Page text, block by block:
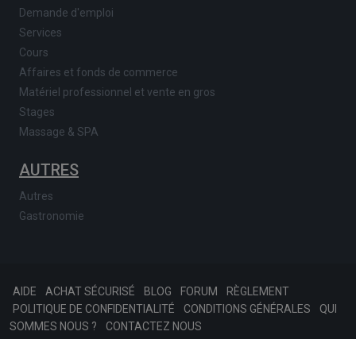
Demande d'emploi
Services
Cours
Affaires et fonds de commerce
Matériel professionnel et vente en gros
Stages
Massage & SPA
AUTRES
Autres
Gastronomie
AIDE ACHAT SÉCURISÉ BLOG FORUM
RÈGLEMENT
POLITIQUE DE CONFIDENTIALITÉ
CONDITIONS GÉNÉRALES
QUI
SOMMES NOUS ?
CONTACTEZ NOUS